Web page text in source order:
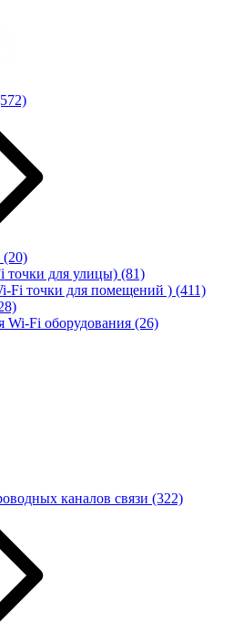
(20)
для улицы) (81)
Fi точки для помещений ) (411)
Wi-Fi оборудования (26)
каналов связи (322)